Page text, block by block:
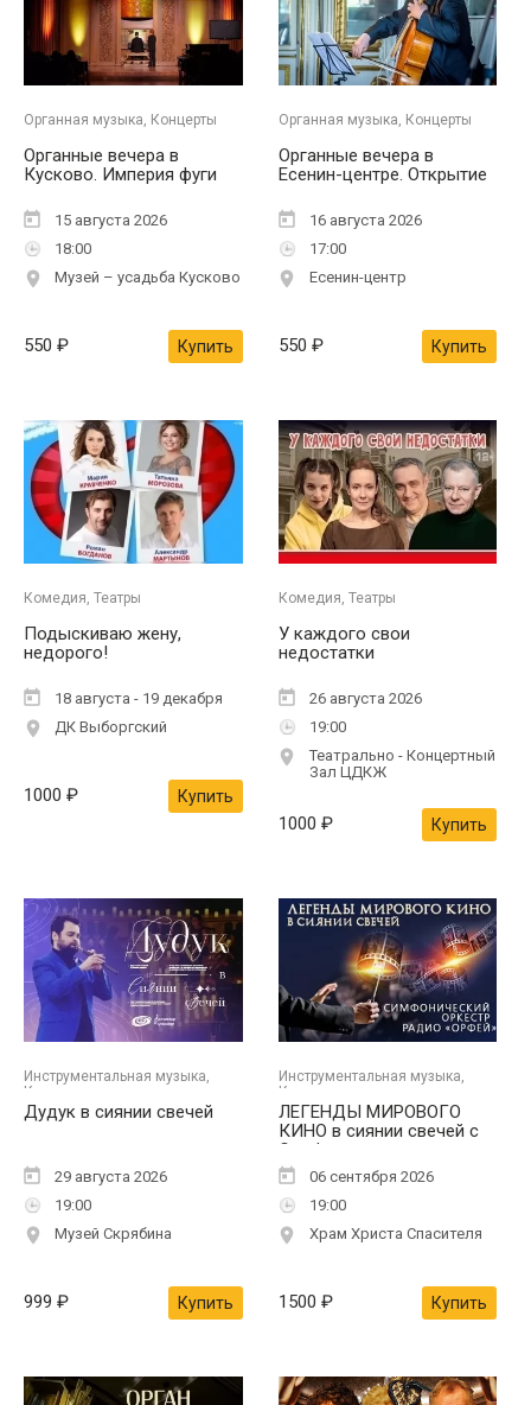
Органная музыка, Концерты
Органные вечера в
Кусково. Империя фуги
15 августа 2026
18:00
Музей – усадьба Кусково
550 ₽ Купить
Органная музыка, Концерты
Органные вечера в
Есенин-центре. Открытие
16 августа 2026
17:00
Есенин-центр
550 ₽ Купить
Комедия, Театры
Подыскиваю жену,
недорого!
18 августа - 19 декабря
ДК Выборгский
1000 ₽ Купить
Комедия, Театры
У каждого свои
недостатки
26 августа 2026
19:00
Театрально - Концертный
Зал ЦДКЖ
1000 ₽ Купить
Инструментальная музыка,
Концерты
Дудук в сиянии свечей
29 августа 2026
19:00
Музей Скрябина
999 ₽ Купить
Инструментальная музыка,
Концерты
ЛЕГЕНДЫ МИРОВОГО
КИНО в сиянии свечей с
Симфоническим
оркестром Радио "Орфей"
06 сентября 2026
19:00
Храм Христа Спасителя
1500 ₽ Купить